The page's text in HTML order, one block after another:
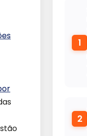
1
2